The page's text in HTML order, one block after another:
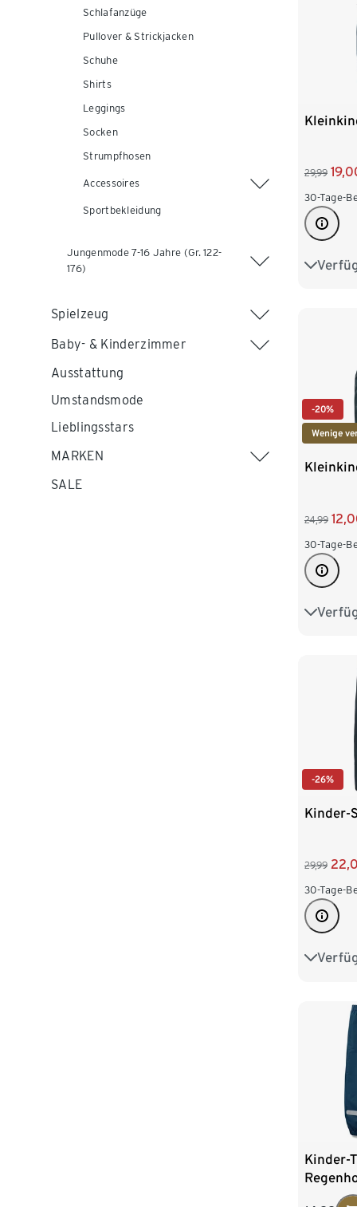
Schlafanzüge
Pullover & Strickjacken
Schuhe
Shirts
Leggings
Socken
Strumpfhosen
Accessoires
Sportbekleidung
Jungenmode 7-16 Jahre (Gr. 122-
176)
Spielzeug
Baby- & Kinderzimmer
Ausstattung
Umstandsmode
Lieblingsstars
MARKEN
SALE
29,99
30-Tage-
74/80
-20%
Wenige
24,99
30-Tage-
86/92
-26%
Kinder-
29,99
30-Tage-
110/116
158/164
Kinder-